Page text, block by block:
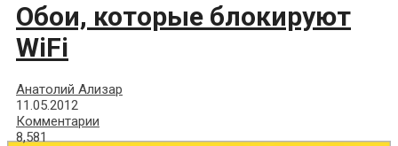
Обои, которые блокируют
WiFi
Анатолий Ализар
11.05.2012
Комментарии
8,581